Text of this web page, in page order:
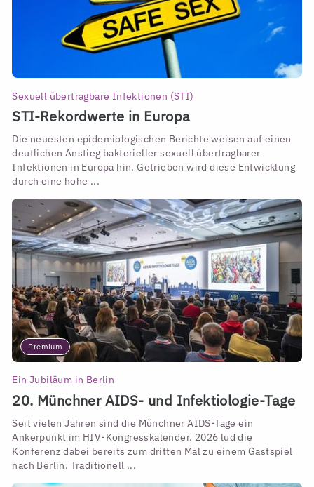
Sexuell übertragbare Infektionen (STI)
STI-Rekordwerte in Europa
Die neuesten epidemiologischen Berichte weisen auf einen
deutlichen Anstieg bakterieller sexuell übertragbarer
Infektionen in Europa hin. Getrieben wird diese Entwicklung
durch eine hohe ...
Premium
Ein Jubiläum in Berlin
20. Münchner AIDS- und Infektiologie-Tage
Seit vielen Jahren sind die Münchner AIDS-Tage ein
Ankerpunkt im HIV-Kongresskalender. 2026 lud die
Konferenz dabei bereits zum dritten Mal zu einem Gastspiel
nach Berlin. Traditionell ...